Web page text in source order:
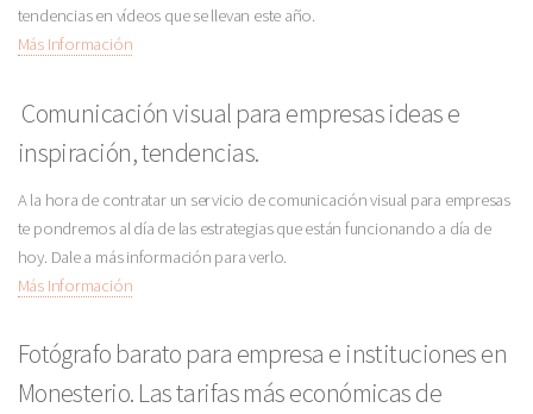
tendencias en vídeos que se llevan este año.
Más Información
Comunicación visual para empresas ideas e
inspiración, tendencias.
A la hora de contratar un servicio de comunicación visual para empresas
te pondremos al día de las estrategias que están funcionando a día de
hoy. Dale a más información para verlo.
Más Información
Fotógrafo barato para empresa e instituciones en
Monesterio. Las tarifas más económicas de